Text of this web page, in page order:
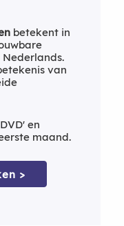
betekent in
van
en
maand.
>